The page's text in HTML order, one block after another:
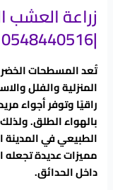
زراعة العشب
|0548440516
تُعد المسطحات
المنزلية والفلل
راقيًا وتوفر أجواء
بالهواء الطلق.
الطبيعي في
مميزات عديدة تجعله
داخل الحدائق.